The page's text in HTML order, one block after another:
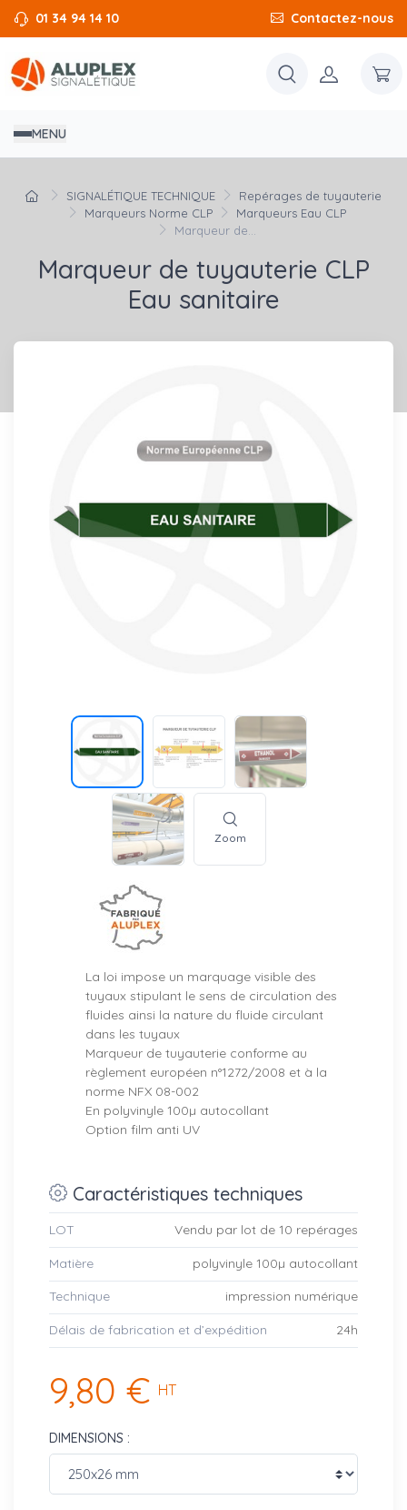
01 34 94 14 10 Contactez-nous
MENU
SIGNALÉTIQUE TECHNIQUE
Repérages de tuyauterie
Marqueurs Norme CLP
Marqueurs Eau CLP
Marqueur de...
Marqueur de tuyauterie CLP
Eau sanitaire
Zoom
La loi impose un marquage visible des
tuyaux stipulant le sens de circulation des
fluides ainsi la nature du fluide circulant
dans les tuyaux
Marqueur de tuyauterie conforme au
règlement européen n°1272/2008 et à la
norme NFX 08-002
En polyvinyle 100µ autocollant
Option film anti UV
Caractéristiques techniques
LOT Vendu par lot de 10 repérages
Matière polyvinyle 100µ autocollant
Technique impression numérique
Délais de fabrication et d’expédition 24h
9,80 € HT
DIMENSIONS :